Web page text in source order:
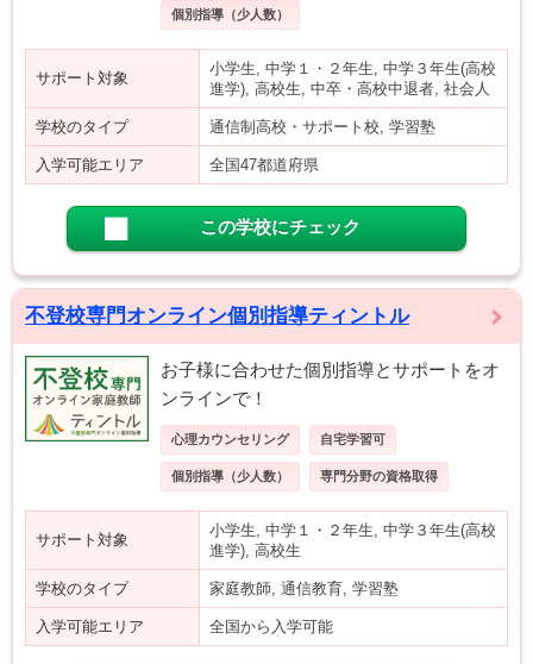
個別指導（少人数）
サポート対象
小学生, 中学１・２年生, 中学３年生(高校
進学), 高校生, 中卒・高校中退者, 社会人
学校のタイプ 通信制高校・サポート校, 学習塾
入学可能エリア 全国47都道府県
この学校にチェック
不登校専門オンライン個別指導ティントル
お子様に合わせた個別指導とサポートをオ
ンラインで！
心理カウンセリング 自宅学習可
個別指導（少人数） 専門分野の資格取得
サポート対象
小学生, 中学１・２年生, 中学３年生(高校
進学), 高校生
学校のタイプ 家庭教師, 通信教育, 学習塾
入学可能エリア 全国から入学可能